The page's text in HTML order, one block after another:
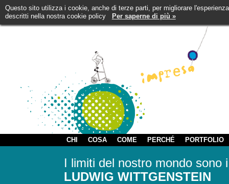
Questo sito utilizza i cookie, anche di terze parti, per migliorare
descritti nella nostra cookie policy
Per saperne di più »
CHI COSA COME PERCHÉ PORTFOLIO
I limiti del nostro mondo sono
LUDWIG WITTGENSTEIN